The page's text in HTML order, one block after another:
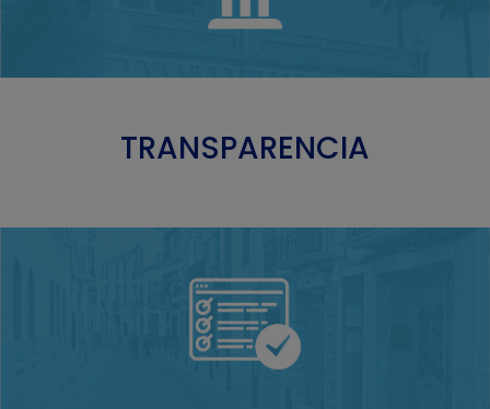
TRANSPARENCIA